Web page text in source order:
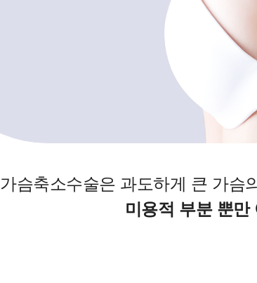
가슴축소수술은 과도하게 큰 가슴
미용적 부분 뿐만